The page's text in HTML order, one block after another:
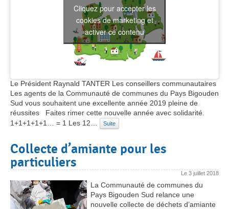
Cliquez pour accepter les
cookies de marketing et
activer ce contenu
Le Président Raynald TANTER Les conseillers communautaires
Les agents de la Communauté de communes du Pays Bigouden
Sud vous souhaitent une excellente année 2019 pleine de
réussites Faites rimer cette nouvelle année avec solidarité.
1+1+1+1+1… = 1 Les 12…
Suite
Collecte d’amiante pour les
particuliers
Le 3 juillet 2018
La Communauté de communes du
Pays Bigouden Sud relance une
nouvelle collecte de déchets d’amiante